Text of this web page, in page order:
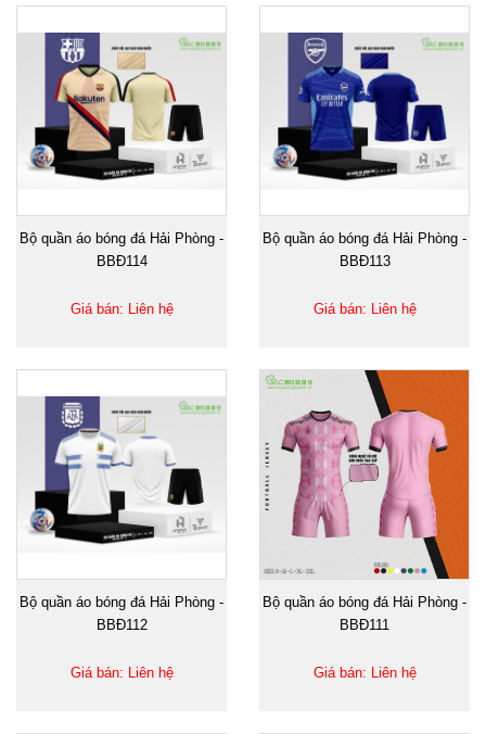
Bộ quần áo bóng đá Hải Phòng -
BBĐ114
Giá bán: Liên hệ
Bộ quần áo bóng đá Hải Phòng -
BBĐ113
Giá bán: Liên hệ
Bộ quần áo bóng đá Hải Phòng -
BBĐ112
Giá bán: Liên hệ
Bộ quần áo bóng đá Hải Phòng -
BBĐ111
Giá bán: Liên hệ